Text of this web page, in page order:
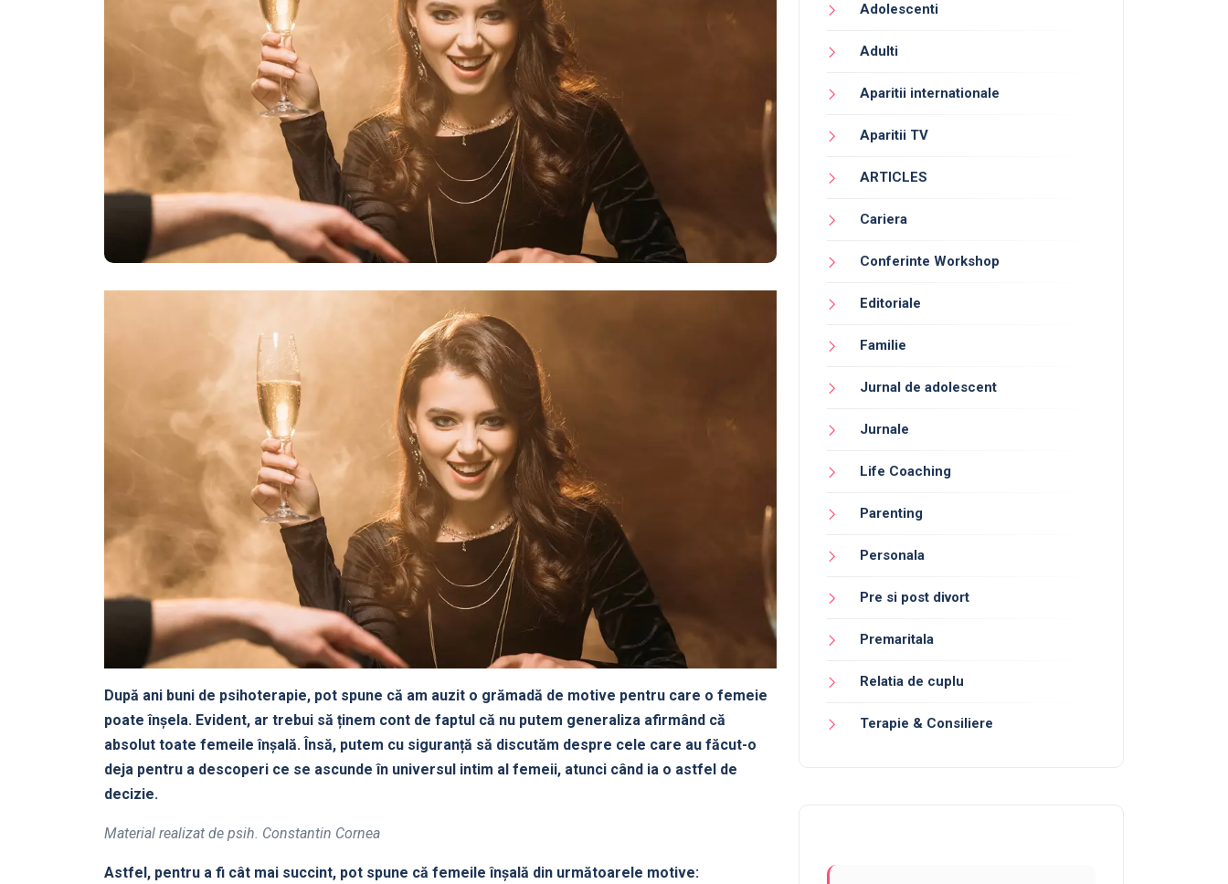
După ani buni de psihoterapie, pot spune că am auzit o grămadă de motive pentru care o femeie
poate înșela. Evident, ar trebui să ținem cont de faptul că nu putem generaliza afirmând că
absolut toate femeile înșală. Însă, putem cu siguranță să discutăm despre cele care au făcut-o
deja pentru a descoperi ce se ascunde în universul intim al femeii, atunci când ia o astfel de
decizie.
Material realizat de psih. Constantin Cornea
Astfel, pentru a fi cât mai succint, pot spune că femeile înșală din următoarele motive:
Adolescenti
Adulti
Aparitii internationale
Aparitii TV
ARTICLES
Cariera
Conferinte Workshop
Editoriale
Familie
Jurnal de adolescent
Jurnale
Life Coaching
Parenting
Personala
Pre si post divort
Premaritala
Relatia de cuplu
Terapie & Consiliere